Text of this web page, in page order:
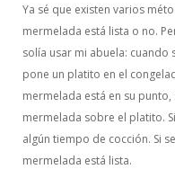
Ya sé que existen varios
mermelada está lista o no.
solía usar mi abuela: cuando
pone un platito en el
mermelada está en su
mermelada sobre el platito.
algún tiempo de cocción. Si
mermelada está lista.